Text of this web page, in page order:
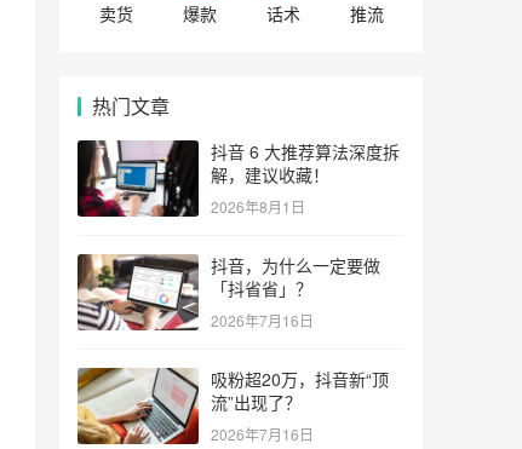
卖货 爆款 话术 推流
热门文章
抖音 6 大推荐算法深度拆
解，建议收藏！
2026年8月1日
抖音，为什么一定要做
「抖省省」？
2026年7月16日
吸粉超20万，抖音新“顶
流”出现了？
2026年7月16日